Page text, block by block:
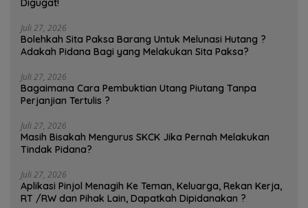
Digugat!
Juli 27, 2026
Bolehkah Sita Paksa Barang Untuk Melunasi Hutang ?
Adakah Pidana Bagi yang Melakukan Sita Paksa?
Juli 27, 2026
Bagaimana Cara Pembuktian Utang Piutang Tanpa
Perjanjian Tertulis ?
Juli 27, 2026
Masih Bisakah Mengurus SKCK Jika Pernah Melakukan
Tindak Pidana?
Juli 27, 2026
Aplikasi Pinjol Menagih Ke Teman, Keluarga, Rekan Kerja,
RT /RW dan Pihak Lain, Dapatkah Dipidanakan ?